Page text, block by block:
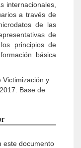
internacionales,
a través de
de las
de
principios de
básica
Victimización y
Base de
este documento